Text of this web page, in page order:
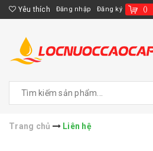
Yêu thích Đăng nhập Đăng ký ()
Trang chủ Liên hệ